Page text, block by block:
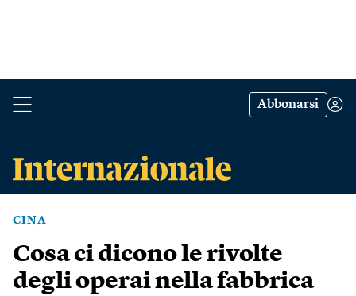
Abbonarsi
CINA
Cosa ci dicono le rivolte
degli operai nella fabbrica